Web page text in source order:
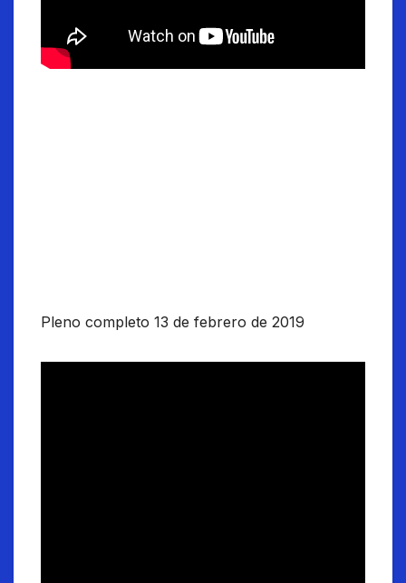
Pleno completo 13 de febrero de 2019